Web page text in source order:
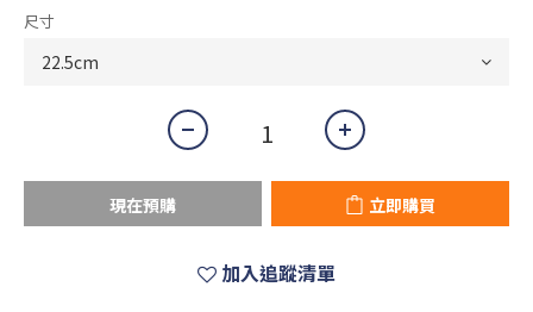
尺寸
現在預購 立即購買
加入追蹤清單